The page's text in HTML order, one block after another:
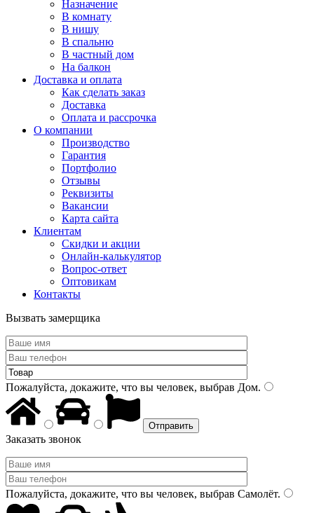
Назначение
В комнату
В нишу
В спальню
В частный дом
На балкон
Доставка и оплата
Как сделать заказ
Доставка
Оплата и рассрочка
О компании
Производство
Гарантия
Портфолио
Отзывы
Реквизиты
Вакансии
Карта сайта
Клиентам
Скидки и акции
Онлайн-калькулятор
Вопрос-ответ
Оптовикам
Контакты
Вызвать замерщика
Пожалуйста, докажите, что вы человек, выбрав Дом.
Заказать звонок
Пожалуйста, докажите, что вы человек, выбрав Самолёт.